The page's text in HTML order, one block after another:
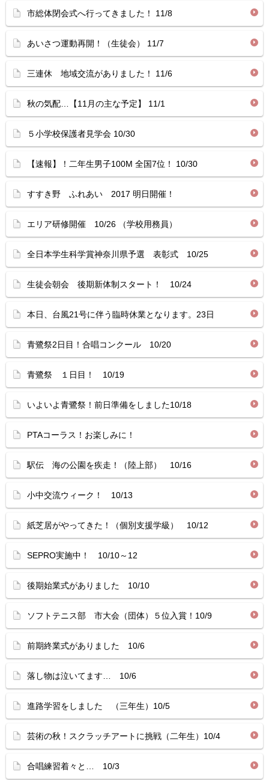
市総体閉会式へ行ってきました！ 11/8
あいさつ運動再開！（生徒会） 11/7
三連休 地域交流がありました！ 11/6
秋の気配…【11月の主な予定】 11/1
５小学校保護者見学会 10/30
【速報】！二年生男子100M 全国7位！ 10/30
すすき野 ふれあい 2017 明日開催！
エリア研修開催 10/26 （学校用務員）
全日本学生科学賞神奈川県予選 表彰式 10/25
生徒会朝会 後期新体制スタート！ 10/24
本日、台風21号に伴う臨時休業となります。23日
青鷺祭2日目！合唱コンクール 10/20
青鷺祭 １日目！ 10/19
いよいよ青鷺祭！前日準備をしました10/18
PTAコーラス！お楽しみに！
駅伝 海の公園を疾走！（陸上部） 10/16
小中交流ウィーク！ 10/13
紙芝居がやってきた！（個別支援学級） 10/12
SEPRO実施中！ 10/10～12
後期始業式がありました 10/10
ソフトテニス部 市大会（団体）５位入賞！10/9
前期終業式がありました 10/6
落し物は泣いてます… 10/6
進路学習をしました （三年生）10/5
芸術の秋！スクラッチアートに挑戦（二年生）10/4
合唱練習着々と… 10/3